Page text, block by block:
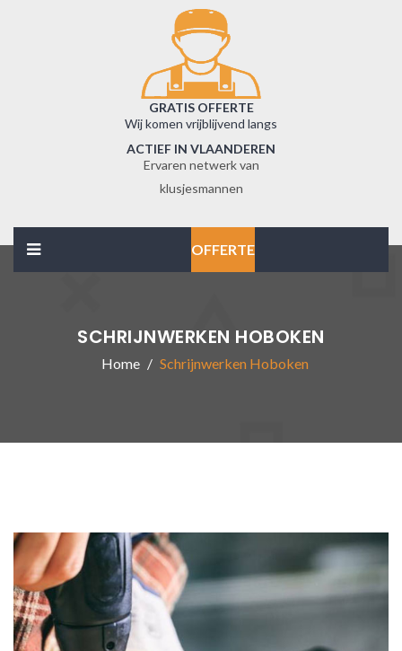
GRATIS OFFERTE
Wij komen vrijblijvend langs
ACTIEF IN VLAANDEREN
Ervaren netwerk van
klusjesmannen
OFFERTE
SCHRIJNWERKEN HOBOKEN
Home Schrijnwerken Hoboken